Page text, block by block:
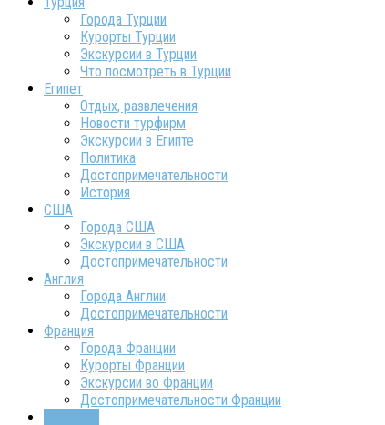
Города Турции
Курорты Турции
Экскурсии в Турции
Что посмотреть в Турции
Египет
Отдых, развлечения
Новости турфирм
Экскурсии в Египте
Политика
Достопримечательности
История
США
Города США
Экскурсии в США
Достопримечательности
Англия
Города Англии
Достопримечательности
Франция
Города Франции
Курорты Франции
Экскурсии во Франции
Достопримечательности Франции